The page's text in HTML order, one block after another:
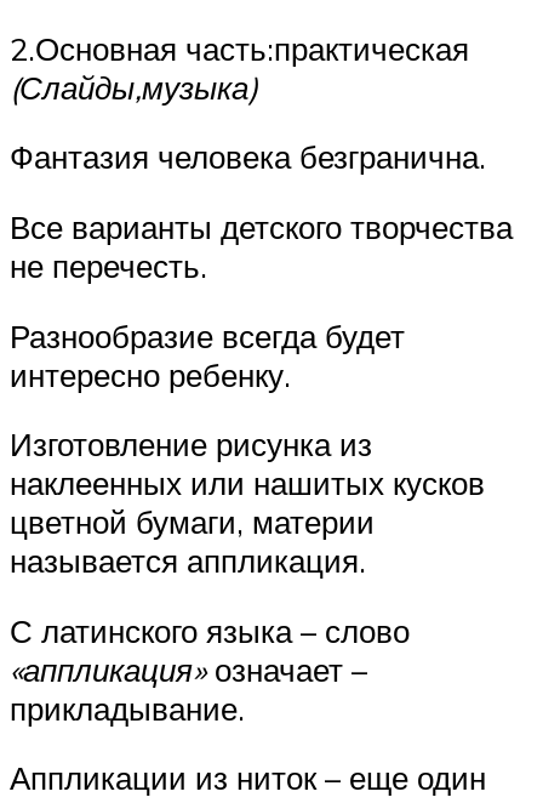
2.Основная часть:практическая
(Слайды,музыка)
Фантазия человека безгранична.
Все варианты детского творчества
не перечесть.
Разнообразие всегда будет
интересно ребенку.
Изготовление рисунка из
наклеенных или нашитых кусков
цветной бумаги, материи
называется аппликация.
С латинского языка – слово
«аппликация»означает –
прикладывание.
Аппликации из ниток – еще один